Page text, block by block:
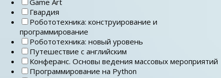
Гвардия
Робототехника: конструирование и
программирование
Робототехника: новый уровень
Путешествие с английским
Конферанс. Основы ведения массовых мероприятий
Программирование на Python